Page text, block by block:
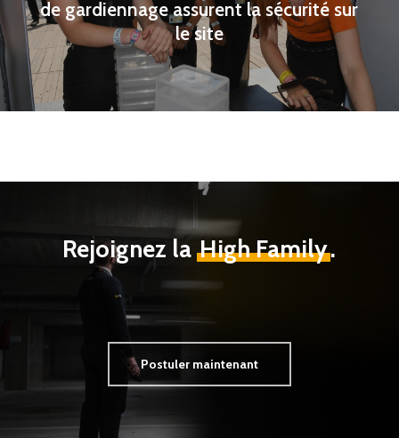
de gardiennage assurent la sécurité sur
le site
Rejoignez laHigh Family.
Postuler maintenant